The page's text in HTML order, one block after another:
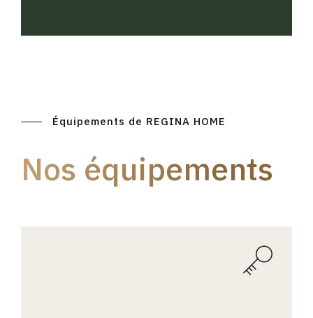
Équipements de REGINA HOME
Nos équipements